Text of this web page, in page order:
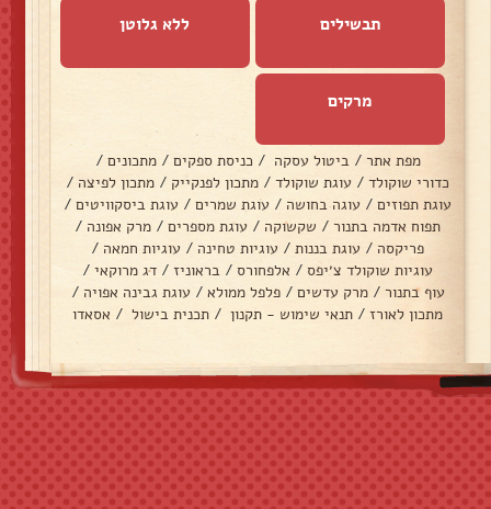
תבשילים ללא גלוטן
מרקים
מפת אתר / ביטול עסקה / כניסת ספקים / מתכונים /
כדורי שוקולד / עוגת שוקולד / מתכון לפנקייק / מתכון לפיצה /
עוגת תפוזים / עוגה בחושה / עוגת שמרים / עוגת ביסקוויטים /
תפוח אדמה בתנור / שקשוקה / עוגת מספרים / מרק אפונה /
פריקסה / עוגת בננות / עוגיות טחינה / עוגיות חמאה /
עוגיות שוקולד צ׳יפס / אלפחורס / בראוניז / דג מרוקאי /
עוף בתנור / מרק עדשים / פלפל ממולא / עוגת גבינה אפויה /
מתכון לאורז / תנאי שימוש - תקנון / תכנית בישול / אסאדו